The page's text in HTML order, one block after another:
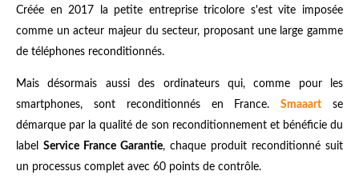
Créée en 2017 la petite entreprise tricolore s'est vite imposée
comme un acteur majeur du secteur, proposant une large gamme
de téléphones reconditionnés.
Mais désormais aussi des ordinateurs qui, comme pour les
smartphones, sont reconditionnés en France.Smaaart se
démarque par la qualité de son reconditionnement et bénéficie du
label Service France Garantie, chaque produit reconditionné suit
un processus complet avec 60 points de contrôle.